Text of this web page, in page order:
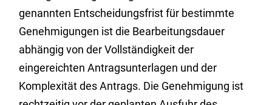
genannten Entscheidungsfrist für bestimmte
Genehmigungen ist die Bearbeitungsdauer
abhängig von der Vollständigkeit der
eingereichten Antragsunterlagen und der
Komplexität des Antrags. Die Genehmigung ist